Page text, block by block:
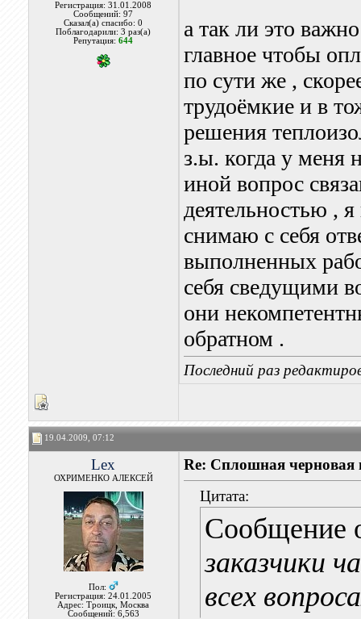
Регистрация: 31.01.2008
Сообщений: 97
Сказал(а) спасибо: 0
Поблагодарили: 3 раз(а)
Репутация:644
а так ли это
главное чтобы
по сути же ,
трудоёмкие и в
решения
з.ы. когда у меня
иной вопрос
деятельностью ,
снимаю с себя
выполненных
себя сведущими
они
обратном .
Последний раз
19.04.2009, 07:12
Lex
ОХРИМЕНКО АЛЕКСЕЙ
Пол:
Регистрация: 24.01.2005
Адрес: Троицк, Москва
Сообщений: 6,563
Re: Сплошная черновая
Цитата:
Сообщение
заказчики
всех